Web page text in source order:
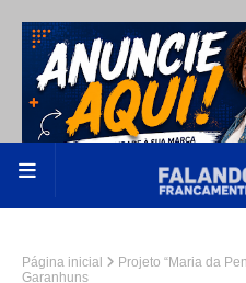
Página inicial
Projeto “Maria da
Garanhuns